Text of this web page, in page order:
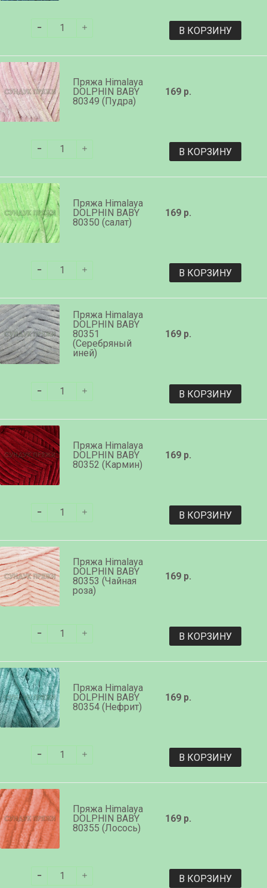
В КОРЗИНУ
Пряжа Himalaya
DOLPHIN BABY
80349 (Пудра)
169 р.
В КОРЗИНУ
Пряжа Himalaya
DOLPHIN BABY
80350 (салат)
169 р.
В КОРЗИНУ
Пряжа Himalaya
DOLPHIN BABY
80351
(Серебряный
иней)
169 р.
В КОРЗИНУ
Пряжа Himalaya
DOLPHIN BABY
80352 (Кармин)
169 р.
В КОРЗИНУ
Пряжа Himalaya
DOLPHIN BABY
80353 (Чайная
роза)
169 р.
В КОРЗИНУ
Пряжа Himalaya
DOLPHIN BABY
80354 (Нефрит)
169 р.
В КОРЗИНУ
Пряжа Himalaya
DOLPHIN BABY
80355 (Лосось)
169 р.
В КОРЗИНУ